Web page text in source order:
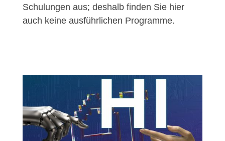
Schulungen aus; deshalb finden Sie hier
auch keine ausführlichen Programme.